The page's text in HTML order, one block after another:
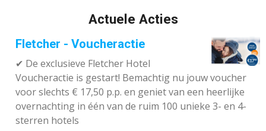
Actuele Acties
Fletcher - Voucheractie
✔ De exclusieve Fletcher Hotel
Voucheractie is gestart! Bemachtig nu jouw voucher
voor slechts € 17,50 p.p. en geniet van een heerlijke
overnachting in één van de ruim 100 unieke 3- en 4-
sterren hotels